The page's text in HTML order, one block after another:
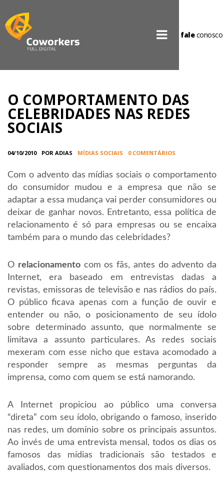
faleconosco
O COMPORTAMENTO DAS
CELEBRIDADES NAS REDES
SOCIAIS
04/10/2010 POR ADIAS MÍDIAS SOCIAIS 0 COMENTÁRIOS
Com o advento das mídias sociais o comportamento
do consumidor mudou e a empresa que não se
adaptar a essa mudança vai perder consumidores ou
deixar de ganhar novos. Entretanto, essa política de
relacionamento é só para empresas ou se encaixa
também para o mundo das celebridades?
O relacionamentocom os fãs, antes do advento da
Internet, era baseado em entrevistas dadas a
revistas, emissoras de televisão e nas rádios do país.
O público ficava apenas com a função de ouvir e
entender ou não, o posicionamento de seu ídolo
sobre determinado assunto, que normalmente se
limitava a assunto particulares. As redes sociais
mexeram com esse nicho que estava acomodado a
responder sempre as mesmas perguntas da
imprensa, como com quem se está namorando.
A Internet propiciou ao público uma conversa
“direta” com seu ídolo, obrigando o famoso, inserido
nas redes, um domínio sobre os principais assuntos.
Ao invés de uma entrevista mensal, todos os dias os
famosos das mídias tradicionais são testados e
avaliados, com questionamentos dos mais diversos.